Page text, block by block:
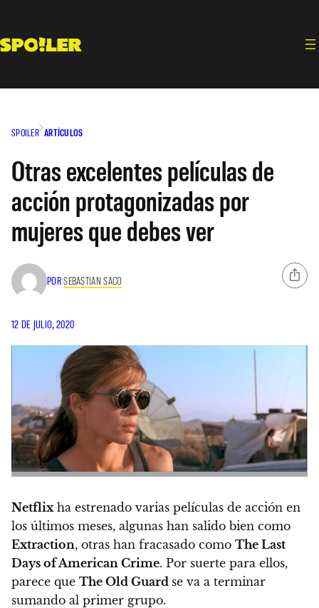
contenido
SPOILER ARTÍCULOS
Otras excelentes películas de
acción protagonizadas por
mujeres que debes ver
PORSEBASTIAN SACO
12 DE JULIO, 2020
Netflix ha estrenado varias películas de acción en
los últimos meses, algunas han salido bien como
Extraction, otras han fracasado como The Last
Days of American Crime. Por suerte para ellos,
parece que The Old Guard se va a terminar
sumando al primer grupo.